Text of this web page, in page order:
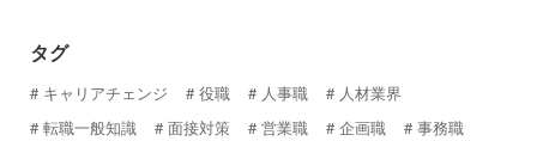
タグ
キャリアチェンジ 役職 人事職
人材業界
転職一般知識
面接対策 営業職 企画職
事務職